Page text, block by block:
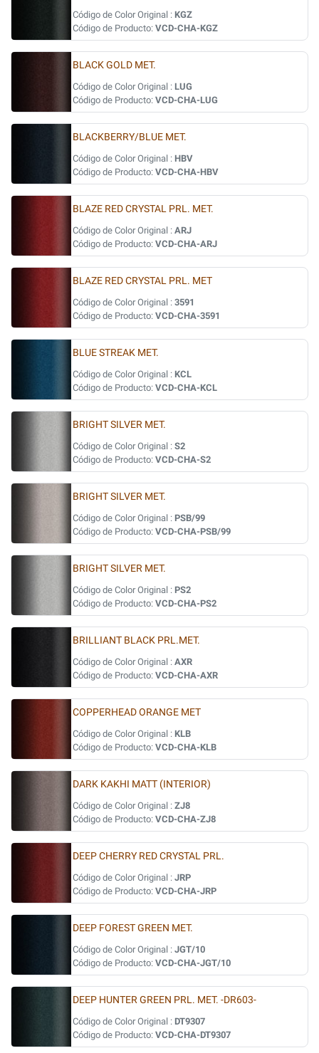
Código de Color Original : KGZ
Código de Producto: VCD-CHA-KGZ
BLACK GOLD MET.
Código de Color Original : LUG
Código de Producto: VCD-CHA-LUG
BLACKBERRY/BLUE MET.
Código de Color Original : HBV
Código de Producto: VCD-CHA-HBV
BLAZE RED CRYSTAL PRL. MET.
Código de Color Original : ARJ
Código de Producto: VCD-CHA-ARJ
BLAZE RED CRYSTAL PRL. MET
Código de Color Original : 3591
Código de Producto: VCD-CHA-3591
BLUE STREAK MET.
Código de Color Original : KCL
Código de Producto: VCD-CHA-KCL
BRIGHT SILVER MET.
Código de Color Original : S2
Código de Producto: VCD-CHA-S2
BRIGHT SILVER MET.
Código de Color Original : PSB/99
Código de Producto: VCD-CHA-PSB/99
BRIGHT SILVER MET.
Código de Color Original : PS2
Código de Producto: VCD-CHA-PS2
BRILLIANT BLACK PRL.MET.
Código de Color Original : AXR
Código de Producto: VCD-CHA-AXR
COPPERHEAD ORANGE MET
Código de Color Original : KLB
Código de Producto: VCD-CHA-KLB
DARK KAKHI MATT (INTERIOR)
Código de Color Original : ZJ8
Código de Producto: VCD-CHA-ZJ8
DEEP CHERRY RED CRYSTAL PRL.
Código de Color Original : JRP
Código de Producto: VCD-CHA-JRP
DEEP FOREST GREEN MET.
Código de Color Original : JGT/10
Código de Producto: VCD-CHA-JGT/10
DEEP HUNTER GREEN PRL. MET. -DR603-
Código de Color Original : DT9307
Código de Producto: VCD-CHA-DT9307